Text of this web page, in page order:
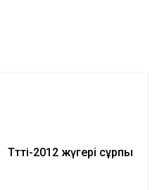
Тәтті-2012 жүгері сұрпы